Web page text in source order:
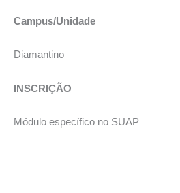
Campus/Unidade
Diamantino
INSCRIÇÃO
Módulo específico no SUAP